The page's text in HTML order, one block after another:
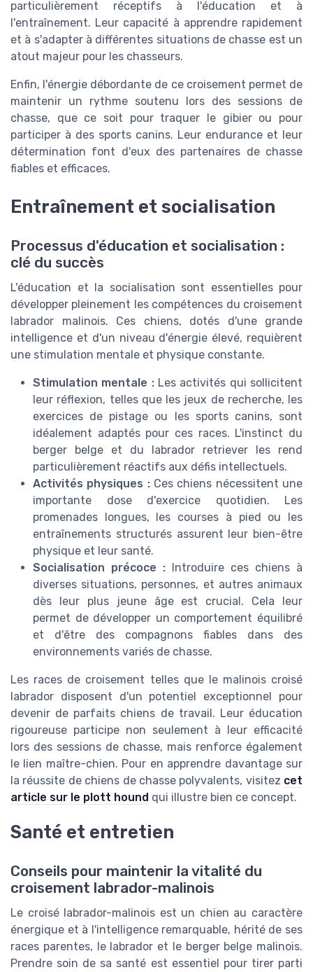
particulièrement réceptifs à l'éducation et à
l'entraînement. Leur capacité à apprendre rapidement
et à s'adapter à différentes situations de chasse est un
atout majeur pour les chasseurs.
Enfin, l'énergie débordante de ce croisement permet de
maintenir un rythme soutenu lors des sessions de
chasse, que ce soit pour traquer le gibier ou pour
participer à des sports canins. Leur endurance et leur
détermination font d'eux des partenaires de chasse
fiables et efficaces.
Entraînement et socialisation
Processus d'éducation et socialisation :
clé du succès
L'éducation et la socialisation sont essentielles pour
développer pleinement les compétences du croisement
labrador malinois. Ces chiens, dotés d'une grande
intelligence et d'un niveau d'énergie élevé, requièrent
une stimulation mentale et physique constante.
Stimulation mentale :Les activités qui sollicitent
leur réflexion, telles que les jeux de recherche, les
exercices de pistage ou les sports canins, sont
idéalement adaptés pour ces races. L'instinct du
berger belge et du labrador retriever les rend
particulièrement réactifs aux défis intellectuels.
Activités physiques :Ces chiens nécessitent une
importante dose d'exercice quotidien. Les
promenades longues, les courses à pied ou les
entraînements structurés assurent leur bien-être
physique et leur santé.
Socialisation précoce : Introduire ces chiens à
diverses situations, personnes, et autres animaux
dès leur plus jeune âge est crucial. Cela leur
permet de développer un comportement équilibré
et d'être des compagnons fiables dans des
environnements variés de chasse.
Les races de croisement telles que le malinois croisé
labrador disposent d'un potentiel exceptionnel pour
devenir de parfaits chiens de travail. Leur éducation
rigoureuse participe non seulement à leur efficacité
lors des sessions de chasse, mais renforce également
le lien maître-chien. Pour en apprendre davantage sur
la réussite de chiens de chasse polyvalents, visitez cet
article sur le plott hound qui illustre bien ce concept.
Santé et entretien
Conseils pour maintenir la vitalité du
croisement labrador-malinois
Le croisé labrador-malinois est un chien au caractère
énergique et à l'intelligence remarquable, hérité de ses
races parentes, le labrador et le berger belge malinois.
Prendre soin de sa santé est essentiel pour tirer parti